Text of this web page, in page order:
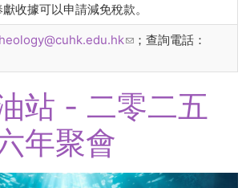
收據可以申請減免稅款。
(link sends e-mail)
；查詢電話：
站 - 二零二五
年聚會